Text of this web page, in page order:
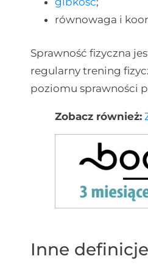
równowaga i
Sprawność fizyczna
regularny trening
poziomu sprawności
Zobacz również:
Inne definicje